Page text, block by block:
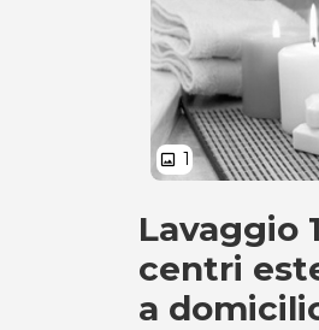
image 1
Lavaggio
centri
a